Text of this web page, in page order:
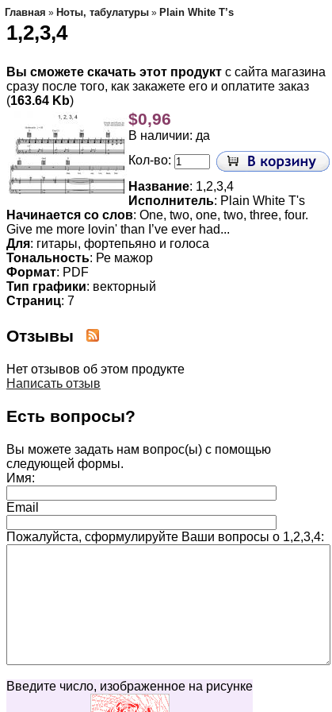
Главная » Ноты, табулатуры » Plain White T’s
1,2,3,4
Вы сможете скачать этот продукт с сайта магазина
сразу после того, как закажете его и оплатите заказ
(163.64 Kb)
$0,96
В наличии: да
Кол-во:
Название: 1,2,3,4
Исполнитель: Plain White T's
Начинается со слов: One, two, one, two, three, four.
Give me more lovin' than I’ve ever had...
Для: гитары, фортепьяно и голоса
Тональность: Ре мажор
Формат: PDF
Тип графики: векторный
Страниц: 7
Отзывы
Нет отзывов об этом продукте
Написать отзыв
Есть вопросы?
Вы можете задать нам вопрос(ы) с помощью
следующей формы.
Имя:
Email
Пожалуйста, сформулируйте Ваши вопросы о 1,2,3,4:
Введите число, изображенное на рисунке